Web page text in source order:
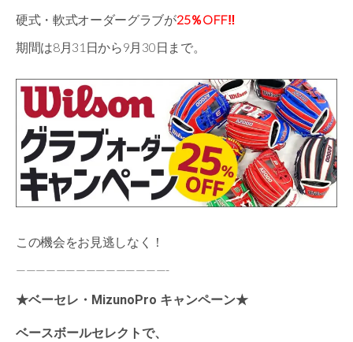
硬式・軟式オーダーグラブが25％OFF‼
期間は8月31日から9月30日まで。
この機会をお見逃しなく！
———————————————-
★ベーセレ・MizunoPro キャンペーン★
ベースボールセレクトで、